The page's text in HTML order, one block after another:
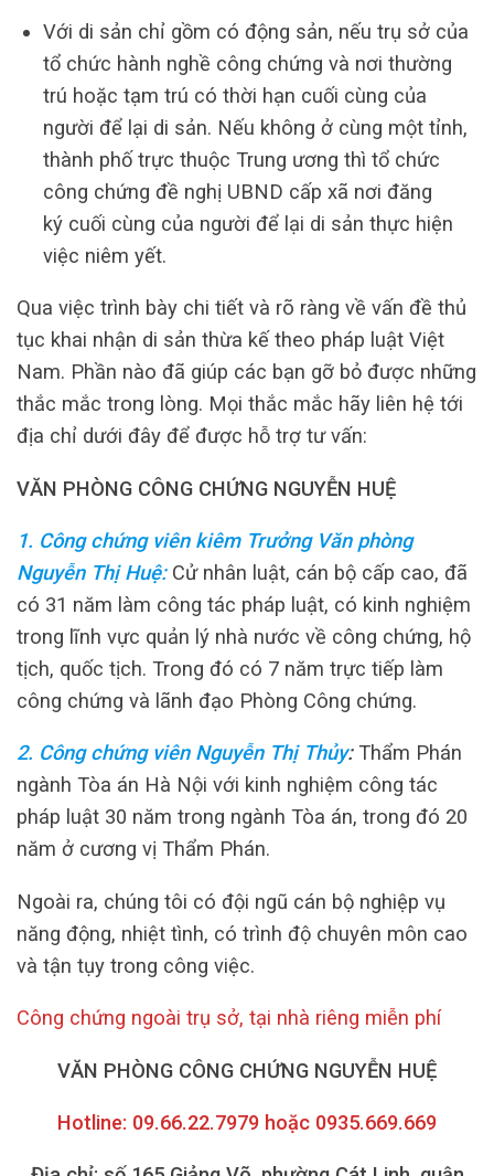
Với di sản chỉ gồm có động sản, nếu trụ sở của
tổ chức hành nghề công chứng và nơi thường
trú hoặc tạm trú có thời hạn cuối cùng của
người để lại di sản. Nếu không ở cùng một tỉnh,
thành phố trực thuộc Trung ương thì tổ chức
công chứng đề nghị UBND cấp xã nơi đăng
ký cuối cùng của người để lại di sản thực hiện
việc niêm yết.
​​​​​​​Qua việc trình bày chi tiết và rõ ràng về vấn đề thủ
tục khai nhận di sản thừa kế theo pháp luật Việt
Nam. Phần nào đã giúp các bạn gỡ bỏ được những
thắc mắc trong lòng. Mọi thắc mắc hãy liên hệ tới
địa chỉ dưới đây để được hỗ trợ tư vấn:
VĂN PHÒNG CÔNG CHỨNG NGUYỄN HUỆ
1. Công chứng viên kiêm Trưởng Văn phòng
Nguyễn Thị Huệ: Cử nhân luật, cán bộ cấp cao, đã
có 31 năm làm công tác pháp luật, có kinh nghiệm
trong lĩnh vực quản lý nhà nước về công chứng, hộ
tịch, quốc tịch. Trong đó có 7 năm trực tiếp làm
công chứng và lãnh đạo Phòng Công chứng.
2. Công chứng viên Nguyễn Thị Thủy:Thẩm Phán
ngành Tòa án Hà Nội với kinh nghiệm công tác
pháp luật 30 năm trong ngành Tòa án, trong đó 20
năm ở cương vị Thẩm Phán.
Ngoài ra, chúng tôi có đội ngũ cán bộ nghiệp vụ
năng động, nhiệt tình, có trình độ chuyên môn cao
và tận tụy trong công việc.
Công chứng ngoài trụ sở, tại nhà riêng miễn phí
VĂN PHÒNG CÔNG CHỨNG NGUYỄN HUỆ
Hotline: 09.66.22.7979 hoặc 0935.669.669